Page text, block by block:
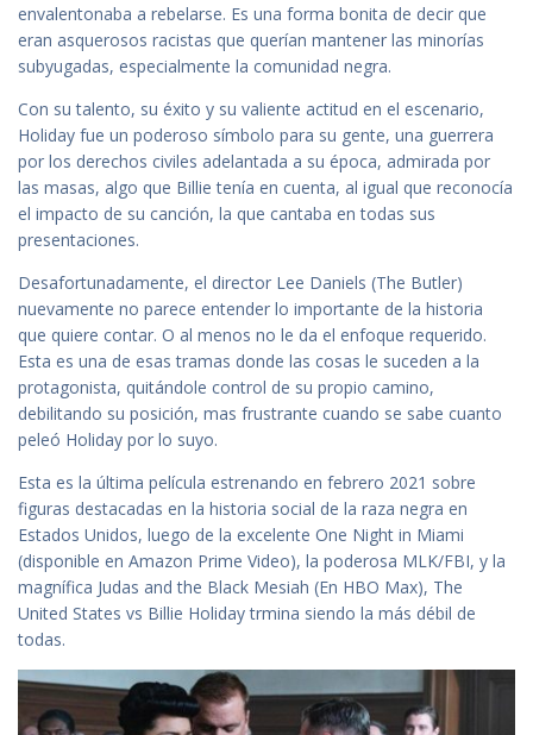
envalentonaba a rebelarse. Es una forma bonita de decir que
eran asquerosos racistas que querían mantener las minorías
subyugadas, especialmente la comunidad negra.
Con su talento, su éxito y su valiente actitud en el escenario,
Holiday fue un poderoso símbolo para su gente, una guerrera
por los derechos civiles adelantada a su época, admirada por
las masas, algo que Billie tenía en cuenta, al igual que reconocía
el impacto de su canción, la que cantaba en todas sus
presentaciones.
Desafortunadamente, el director Lee Daniels (The Butler)
nuevamente no parece entender lo importante de la historia
que quiere contar. O al menos no le da el enfoque requerido.
Esta es una de esas tramas donde las cosas le suceden a la
protagonista, quitándole control de su propio camino,
debilitando su posición, mas frustrante cuando se sabe cuanto
peleó Holiday por lo suyo.
Esta es la última película estrenando en febrero 2021 sobre
figuras destacadas en la historia social de la raza negra en
Estados Unidos, luego de la excelente One Night in Miami
(disponible en Amazon Prime Video), la poderosa MLK/FBI, y la
magnífica Judas and the Black Mesiah (En HBO Max), The
United States vs Billie Holiday trmina siendo la más débil de
todas.